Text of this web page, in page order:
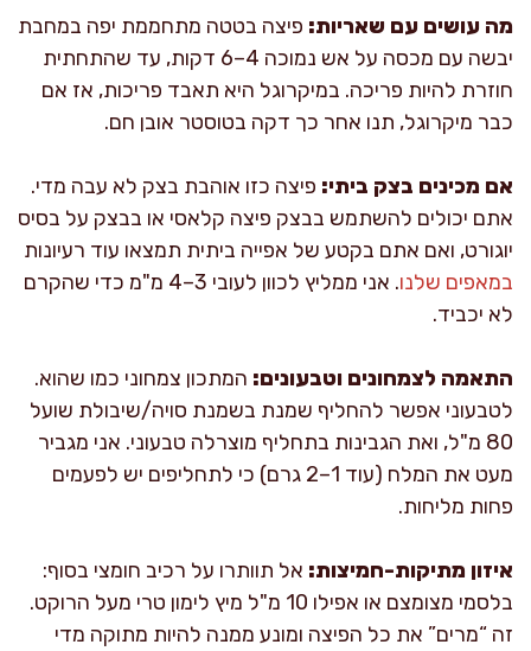
מה עושים עם שאריות: פיצה בטטה מתחממת יפה במחבת
יבשה עם מכסה על אש נמוכה 4–6 דקות, עד שהתחתית
חוזרת להיות פריכה. במיקרוגל היא תאבד פריכות, אז אם
כבר מיקרוגל, תנו אחר כך דקה בטוסטר אובן חם.
אם מכינים בצק ביתי: פיצה כזו אוהבת בצק לא עבה מדי.
אתם יכולים להשתמש בבצק פיצה קלאסי או בבצק על בסיס
יוגורט, ואם אתם בקטע של אפייה ביתית תמצאו עוד רעיונות
במאפים שלנו
. אני ממליץ לכוון לעובי 3–4 מ"מ כדי שהקרם
לא יכביד.
התאמה לצמחונים וטבעונים: המתכון צמחוני כמו שהוא.
לטבעוני אפשר להחליף שמנת בשמנת סויה/שיבולת שועל
80 מ"ל, ואת הגבינות בתחליף מוצרלה טבעוני. אני מגביר
מעט את המלח (עוד 1–2 גרם) כי לתחליפים יש לפעמים
פחות מליחות.
איזון מתיקות-חמיצות: אל תוותרו על רכיב חומצי בסוף:
בלסמי מצומצם או אפילו 10 מ"ל מיץ לימון טרי מעל הרוקט.
זה “מרים” את כל הפיצה ומונע ממנה להיות מתוקה מדי